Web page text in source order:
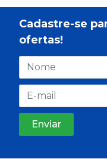
Cadastre-se
ofertas!